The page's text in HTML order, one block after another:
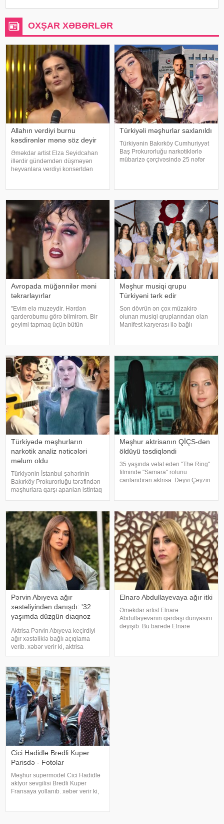
OXŞAR XƏBƏRLƏR
Allahın verdiyi burnu
kəsdirənlər mənə söz deyir
Əməkdar artist Elza Seyidcahan
illərdir gündəmdən düşməyən
heyvanlara verdiyi konsertdən
E.Seyidcahan bildirib ki, həmin
layihəd
Türkiyəli məşhurlar saxlanıldı
Türkiyənin Bakırköy Cumhuriyyət
Baş Prokurorluğu narkotiklərlə
mübarizə çərçivəsində 25 nəfər
Əməliyya
Avropada müğənnilər məni
təkrarlayırlar
"Evim elə muzeydir. Hərdən
qarderobumu görə bilmirəm. Bir
geyimi tapmaq üçün bütün
bildirir ki, bu sözləri Əməkdar artis
Məşhur musiqi qrupu
Türkiyəni tərk edir
Son dövrün ən çox müzakirə
olunan musiqi qruplarından olan
Manifest karyerası ilə bağlı
Tolqa Akış üzvlərin sentyabr
ayında İstanbuldak
Türkiyədə məşhurların
narkotik analiz nəticələri
məlum oldu
Türkiyənin İstanbul şəhərinin
Bakırköy Prokurorluğu tərəfindən
məşhurlara qarşı aparılan istintaq
götürülmüş bioloji nümunələr
üzərində aparılan toksikoloji
analizləri
Məşhur aktrisanın QİÇS-dən
öldüyü təsdiqləndi
35 yaşında vəfat edən "The Ring"
filmində "Samara" rolunu
canlandıran aktrisa Deyvi Çeyzin
İdarəsini
Pərvin Abıyeva ağır
xəstəliyindən danışdı: '32
yaşımda düzgün diaqnoz
Aktrisa Pərvin Abıyeva keçirdiyi
ağır xəstəliklə bağlı açıqlama
verib. xəbər verir ki, aktrisa
axlorhidriya xəstəliyindən əziyyət
diaqnoz qoyula bilmədiyini
bildirib. "Bu əməliyyat
Azərbaycand
Elnarə Abdullayevaya ağır itki
Əməkdar artist Elnarə
Abdullayevanın qardaşı dünyasını
dəyişib. Bu barədə Elnarə
Cici Hadidlə Bredli Kuper
Parisdə - Fotolar
Məşhur supermodel Cici Hadidlə
aktyor sevgilisi Bredli Kuper
Fransaya yollanıb. xəbər verir ki,